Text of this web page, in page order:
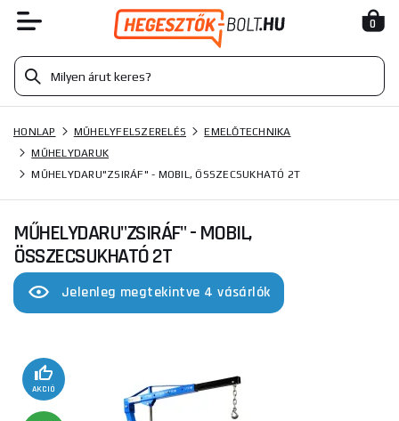
0
HONLAP MŰHELYFELSZERELÉS
EMELŐTECHNIKA
MŰHELYDARUK
MŰHELYDARU"ZSIRÁF" - MOBIL, ÖSSZECSUKHATÓ 2T
MŰHELYDARU"ZSIRÁF" - MOBIL,
ÖSSZECSUKHATÓ 2T
Jelenleg megtekintve 4 vásárlók
AKCIÓ